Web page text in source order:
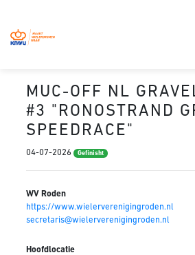
MUC-OFF NL
#3 "RONOSTRAND
SPEEDRACE"
04-07-2026 Gefinisht
WV Roden
https://www.wielerverenigingroden.nl
secretaris@wielerverenigingroden.nl
Hoofdlocatie